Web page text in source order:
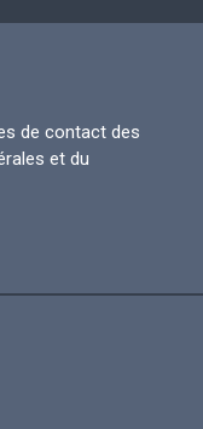
de contact des
et du